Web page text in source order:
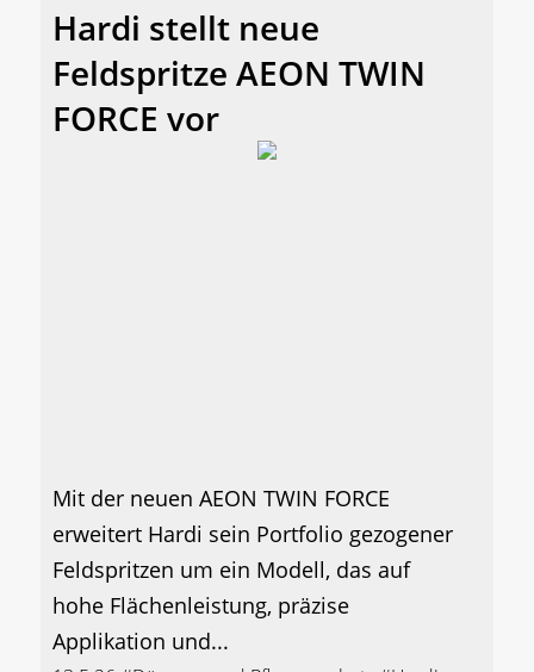
Hardi stellt neue
Feldspritze AEON TWIN
FORCE vor
Mit der neuen AEON TWIN FORCE
erweitert Hardi sein Portfolio gezogener
Feldspritzen um ein Modell, das auf
hohe Flächenleistung, präzise
Applikation und...